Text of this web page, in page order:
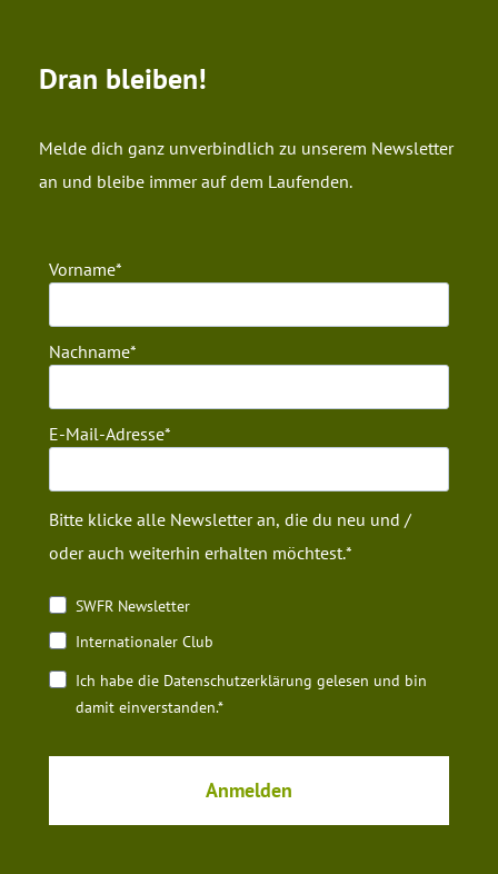
Dran bleiben!
Melde dich ganz unverbindlich zu unserem Newsletter
an und bleibe immer auf dem Laufenden.
Vorname
Nachname
E-Mail-Adresse
Bitte klicke alle Newsletter an, die du neu und /
oder auch weiterhin erhalten möchtest.
SWFR Newsletter
Internationaler Club
Ich habe die Datenschutz­erklärung gelesen und bin
damit einverstanden.*
Anmelden